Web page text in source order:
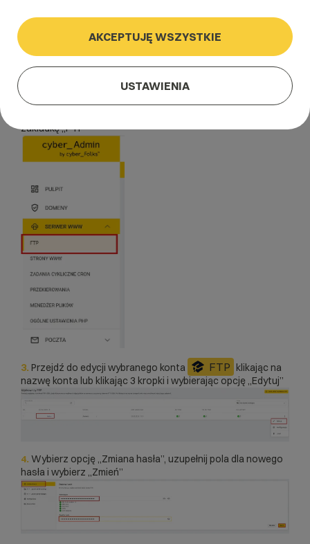
cyber_Admin
Jeśli chcesz zmienić hasło do konta FTP:
Zaloguj się do panelu administracyjnego cyber_Admin:
Logowanie cyber_Admin
zakładkę „FTP”
3. Przejdź do edycji wybranego konta FTP klikając na
nazwę konta lub klikając 3 kropki i wybierając opcję „Edytuj”
4. Wybierz opcję „Zmiana hasła”, uzupełnij pola dla nowego
hasła i wybierz „Zmień”
AKCEPTUJĘ WSZYSTKIE
USTAWIENIA